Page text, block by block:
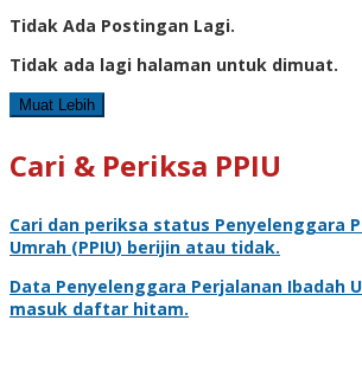
Tidak Ada Postingan Lagi.
Tidak ada lagi halaman untuk dimuat.
Muat Lebih
Cari & Periksa PPIU
Cari dan periksa status Penyelenggara
Umrah (PPIU) berijin atau tidak.
Data Penyelenggara Perjalanan Ibadah
masuk daftar hitam.